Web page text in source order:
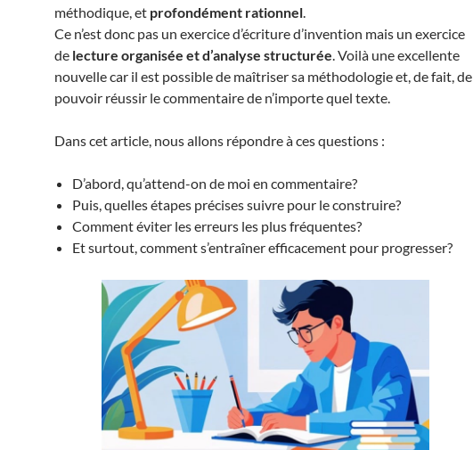
méthodique, et profondément rationnel.
Ce n’est donc pas un exercice d’écriture d’invention mais un exercice
de lecture organisée et d’analyse structurée. Voilà une excellente
nouvelle car il est possible de maîtriser sa méthodologie et, de fait, de
pouvoir réussir le commentaire de n’importe quel texte.
Dans cet article, nous allons répondre à ces questions :
D’abord, qu’attend-on de moi en commentaire?
Puis, quelles étapes précises suivre pour le construire?
Comment éviter les erreurs les plus fréquentes?
Et surtout, comment s’entraîner efficacement pour progresser?